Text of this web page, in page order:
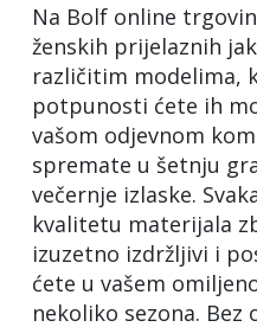
Na Bolf online
ženskih prijelaznih
različitim modelima,
potpunosti ćete ih
vašom odjevnom
spremate u šetnju
večernje izlaske.
kvalitetu materijala
izuzetno izdržljivi i
ćete u vašem
nekoliko sezona.